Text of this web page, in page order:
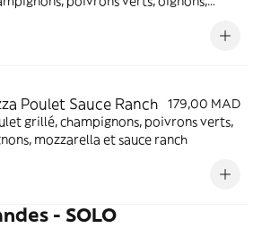
Poulet Sauce Ranch
179,00 MAD
grillé, champignons, poivrons verts,
mozzarella et sauce ranch
- SOLO